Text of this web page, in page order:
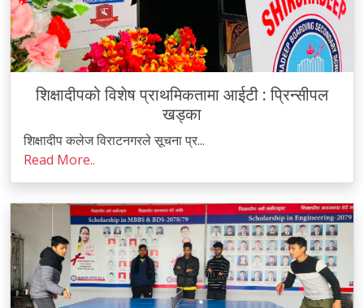
शिक्षादीपको विशेष प्राथमिकतामा आईटी : प्रिन्सीपल
खड्का
शिक्षादीप कलेज विराटनगरले सूचना प्र...
Read More..